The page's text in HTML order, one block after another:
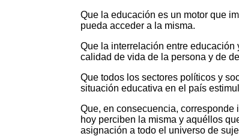
Que la educación es un motor que
pueda acceder a la misma.
Que la interrelación entre
calidad de vida de la persona y de
Que todos los sectores políticos y
situación educativa en el país
Que, en consecuencia,
hoy perciben la misma y aquéllos
asignación a todo el universo de